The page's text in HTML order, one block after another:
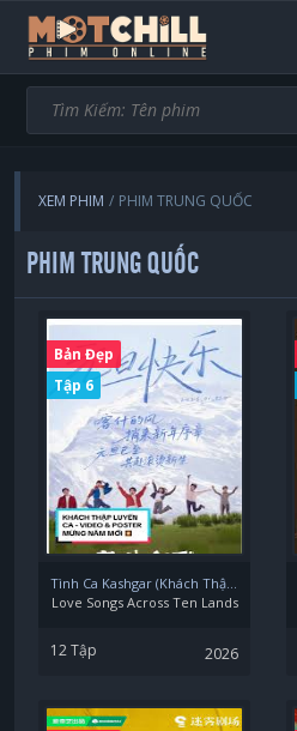
XEM PHIM PHIM TRUNG QUỐC
PHIM TRUNG QUỐC
Bản Đẹp
Tập 6
Tình Ca Kashgar (Khách Thập Luyến Ca)
Love Songs Across Ten Lands
12 Tập 2026